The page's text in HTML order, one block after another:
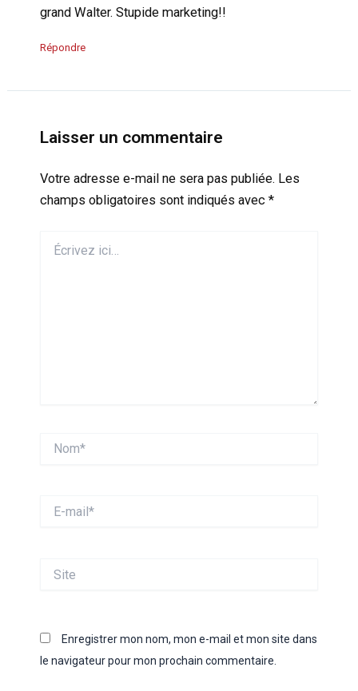
grand Walter. Stupide marketing!!
Répondre
Laisser un commentaire
Votre adresse e-mail ne sera pas publiée. Les
champs obligatoires sont indiqués avec *
ici…
mail*
Enregistrer mon nom, mon e-mail et mon site dans
le navigateur pour mon prochain commentaire.